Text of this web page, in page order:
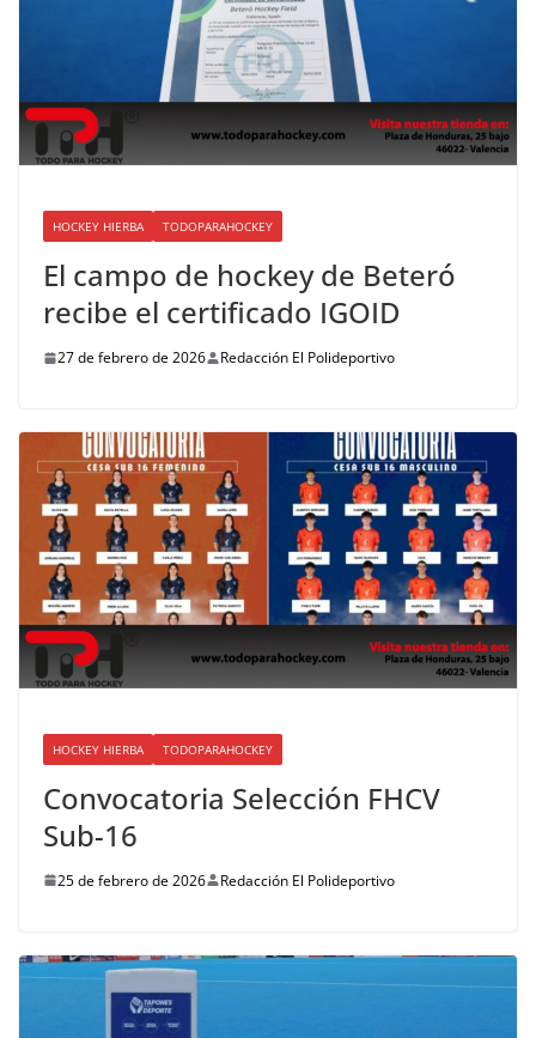
HOCKEY HIERBA TODOPARAHOCKEY
El campo de hockey de Beteró
recibe el certificado IGOID
27 de febrero de 2026 Redacción El Polideportivo
HOCKEY HIERBA TODOPARAHOCKEY
Convocatoria Selección FHCV
Sub-16
25 de febrero de 2026 Redacción El Polideportivo